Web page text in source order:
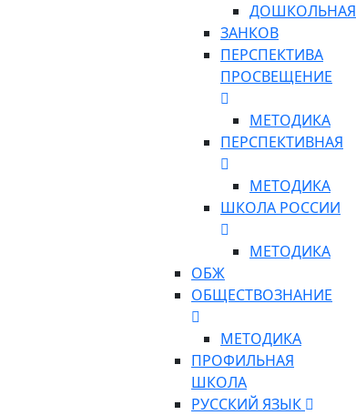
ДОШКОЛЬНАЯ
ЗАНКОВ
ПЕРСПЕКТИВА
ПРОСВЕЩЕНИЕ
МЕТОДИКА
ПЕРСПЕКТИВНАЯ
МЕТОДИКА
ШКОЛА РОССИИ
МЕТОДИКА
ОБЖ
ОБЩЕСТВОЗНАНИЕ
МЕТОДИКА
ПРОФИЛЬНАЯ
ШКОЛА
РУССКИЙ ЯЗЫК